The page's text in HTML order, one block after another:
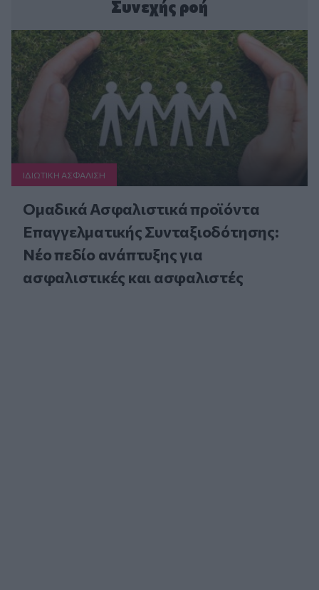
Συνεχής ροή
ΙΔΙΩΤΙΚΗ ΑΣΦAΛΙΣΗ
Ομαδικά Ασφαλιστικά προϊόντα
Επαγγελματικής Συνταξιοδότησης:
Νέο πεδίο ανάπτυξης για
ασφαλιστικές και ασφαλιστές